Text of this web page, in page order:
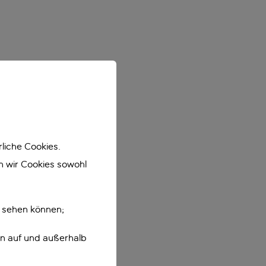
Cookies.
wir Cookies sowohl
können;
auf und außerhalb